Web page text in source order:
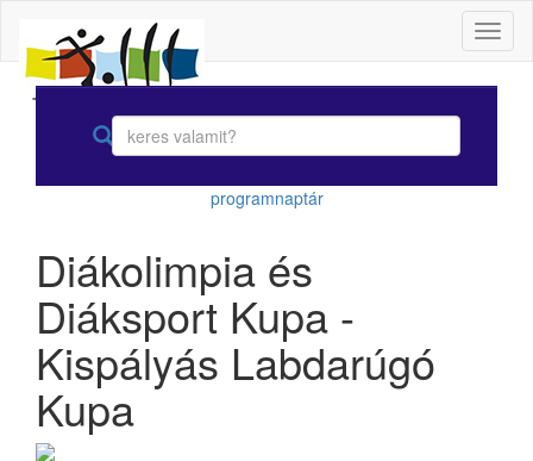
programnaptár
Diákolimpia és
Diáksport Kupa -
Kispályás Labdarúgó
Kupa